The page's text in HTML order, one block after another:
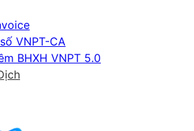
VNPT-CA
BHXH VNPT 5.0